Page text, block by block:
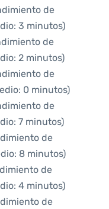
de
3 minutos)
de
2 minutos)
de
0 minutos)
de
7 minutos)
de
8 minutos)
de
4 minutos)
de